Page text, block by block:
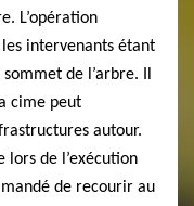
L’opération
intervenants étant
de l’arbre. Il
cime peut
autour.
lors de l’exécution
de recourir au